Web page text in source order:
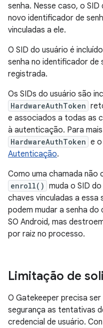
senha. Nesse caso, o
novo identificador de
vinculadas a ele.
O SID do usuário é
senha no identificador de
registrada.
Os SIDs do usuário são
HardwareAuthToken
e associados a todas as
à autenticação. Para
HardwareAuthToken e
Autenticação.
Como uma chamada não
enroll() muda o SID
chaves vinculadas a essa
podem mudar a senha
SO Android, mas
por raiz no processo.
Limitação de
O Gatekeeper precisa
segurança as tentativas
credencial de usuário.